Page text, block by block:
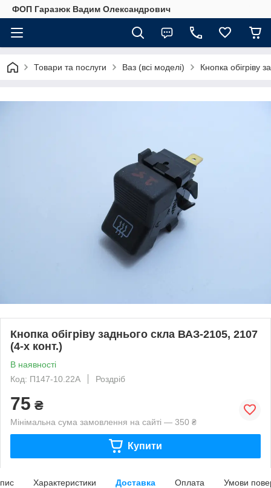
ФОП Гаразюк Вадим Олександрович
Товари та послуги Ваз (всі моделі) Кнопка обігріву
Кнопка обігріву заднього скла ВАЗ-2105, 2107
(4-х конт.)
В наявності
Код: П147-10.22А
Роздріб
75 ₴
Мінімальна сума замовлення на сайті — 350 ₴
Купити
Характеристики Доставка Оплата Умови